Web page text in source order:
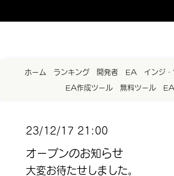
ホーム ランキング 開発者 EA インジ
EA作成ツール 無料ツール
23/12/17 21:00
オープンのお知らせ
大変お待たせしました。